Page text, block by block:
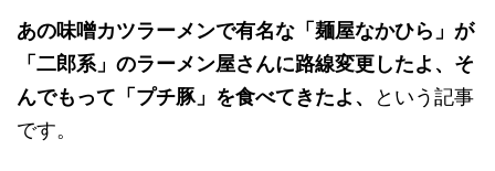
あの味噌カツラーメンで有名な「麺屋なかひら」が
「二郎系」のラーメン屋さんに路線変更したよ、そ
んでもって「プチ豚」を食べてきたよ、
という記事
です。